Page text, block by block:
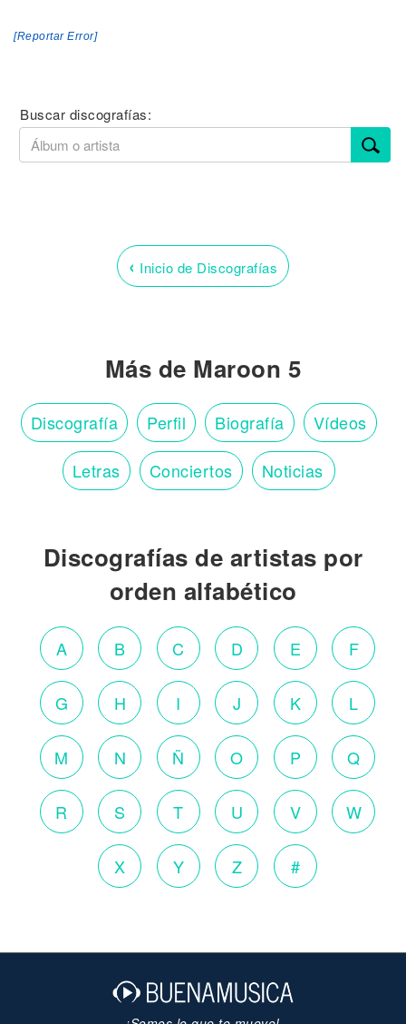
[Reportar Error]
Buscar discografías:
‹ Inicio de Discografías
Más de Maroon 5
Discografía Perfil Biografía Vídeos
Letras Conciertos Noticias
Discografías de artistas por
orden alfabético
A B C D E F
G H I J K L
M N Ñ O P Q
R S T U V W
X Y Z #